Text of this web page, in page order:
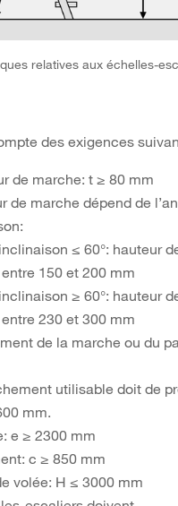
relatives aux échelles-
des exigences
de marche: t ≥ 80 mm
de marche dépend de
≤ 60°: hauteur
150 et 200 mm
≥ 60°: hauteur
230 et 300 mm
de la marche ou du
utilisable doit de
mm.
e ≥ 2300 mm
c ≥ 850 mm
volée: H ≤ 3000 mm